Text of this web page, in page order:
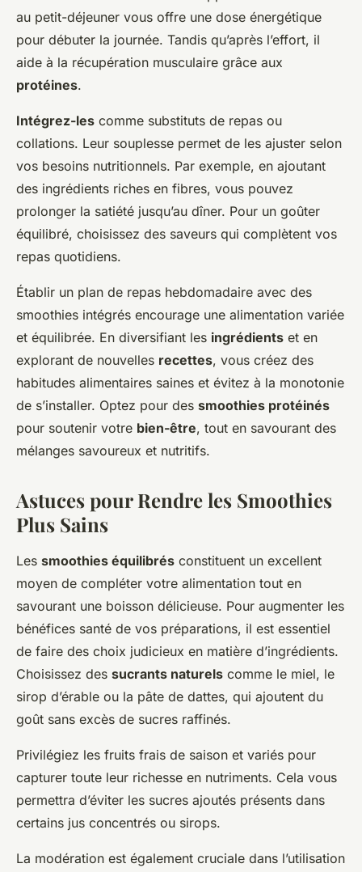
au petit-déjeuner vous offre une dose énergétique
pour débuter la journée. Tandis qu’après l’effort, il
aide à la récupération musculaire grâce aux
protéines.
Intégrez-les comme substituts de repas ou
collations. Leur souplesse permet de les ajuster selon
vos besoins nutritionnels. Par exemple, en ajoutant
des ingrédients riches en fibres, vous pouvez
prolonger la satiété jusqu’au dîner. Pour un goûter
équilibré, choisissez des saveurs qui complètent vos
repas quotidiens.
Établir un plan de repas hebdomadaire avec des
smoothies intégrés encourage une alimentation variée
et équilibrée. En diversifiant les ingrédients et en
explorant de nouvelles recettes, vous créez des
habitudes alimentaires saines et évitez à la monotonie
de s’installer. Optez pour des smoothies protéinés
pour soutenir votre bien-être, tout en savourant des
mélanges savoureux et nutritifs.
Astuces pour Rendre les Smoothies
Plus Sains
Les smoothies équilibrés constituent un excellent
moyen de compléter votre alimentation tout en
savourant une boisson délicieuse. Pour augmenter les
bénéfices santé de vos préparations, il est essentiel
de faire des choix judicieux en matière d’ingrédients.
Choisissez des sucrants naturels comme le miel, le
sirop d’érable ou la pâte de dattes, qui ajoutent du
goût sans excès de sucres raffinés.
Privilégiez les fruits frais de saison et variés pour
capturer toute leur richesse en nutriments. Cela vous
permettra d’éviter les sucres ajoutés présents dans
certains jus concentrés ou sirops.
La modération est également cruciale dans l’utilisation